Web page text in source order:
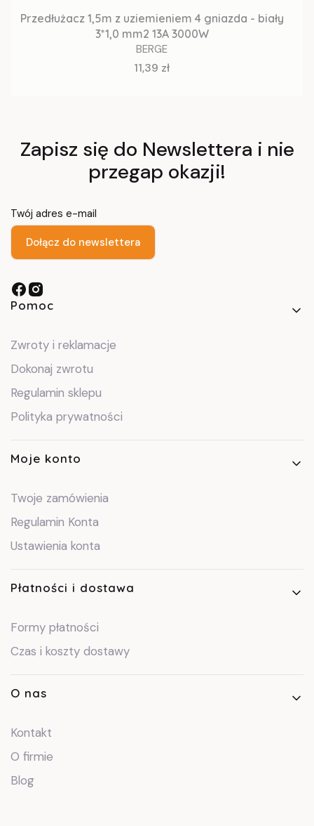
Przedłużacz 1,5m z uziemieniem 4 gniazda - biały
3*1,0 mm2 13A 3000W
BERGE
Cena
11,39 zł
Zapisz się do Newslettera i nie
przegap okazji!
Twój adres e-mail
Dołącz do newslettera
Linki w stopce
Pomoc
Zwroty i reklamacje
Dokonaj zwrotu
Regulamin sklepu
Polityka prywatności
Moje konto
Twoje zamówienia
Regulamin Konta
Ustawienia konta
Płatności i dostawa
Formy płatności
Czas i koszty dostawy
O nas
Kontakt
O firmie
Blog